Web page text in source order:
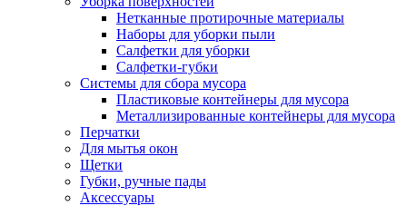
Нетканные протирочные материалы
Наборы для уборки пыли
Салфетки для уборки
Салфетки-губки
Системы для сбора мусора
Пластиковые контейнеры для мусора
Металлизированные контейнеры для мусора
Перчатки
Для мытья окон
Щетки
Губки, ручные пады
Аксессуары